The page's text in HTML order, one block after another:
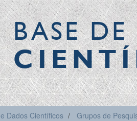
BASE
Dados Científicos Grupos de